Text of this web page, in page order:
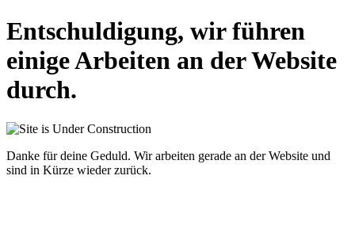
Entschuldigung, wir führen
einige Arbeiten an der Website
durch.
Danke für deine Geduld. Wir arbeiten gerade an der Website und
sind in Kürze wieder zurück.